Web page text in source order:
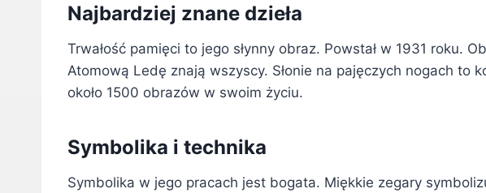
Najbardziej znane dzieła
Trwałość pamięci to jego słynny obraz. Powstał w 1931 roku.
Atomową Ledę znają wszyscy. Słonie na pajęczych nogach to
około 1500 obrazów w swoim życiu.
Symbolika i technika
Symbolika w jego pracach jest bogata. Miękkie zegary